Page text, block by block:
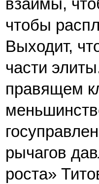
взаймы,
чтобы
Выходит,
части
правящем
рычагов
роста»